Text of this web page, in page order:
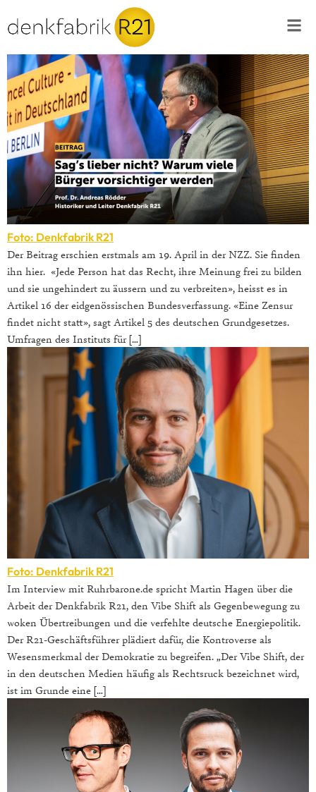
Foto: Denkfabrik R21
Der Beitrag erschien erstmals am 19. April in der NZZ. Sie finden
ihn hier. «Jede Person hat das Recht, ihre Meinung frei zu bilden
und sie ungehindert zu äussern und zu verbreiten», heisst es in
Artikel 16 der eidgenössischen Bundesverfassung. «Eine Zensur
findet nicht statt», sagt Artikel 5 des deutschen Grundgesetzes.
Umfragen des Instituts für […]
Foto: Denkfabrik R21
Im Interview mit Ruhrbarone.de spricht Martin Hagen über die
Arbeit der Denkfabrik R21, den Vibe Shift als Gegenbewegung zu
woken Übertreibungen und die verfehlte deutsche Energiepolitik.
Der R21-Geschäftsführer plädiert dafür, die Kontroverse als
Wesensmerkmal der Demokratie zu begreifen. „Der Vibe Shift, der
in den deutschen Medien häufig als Rechtsruck bezeichnet wird,
ist im Grunde eine […]